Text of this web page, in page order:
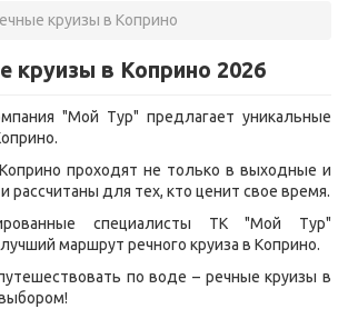
ТУРЫ
круизы в Коприно
круизы в Коприно 2026
"Мой Тур" предлагает уникальные
проходят не только в выходные и
рассчитаны для тех, кто ценит свое время.
специалисты ТК "Мой Тур"
маршрут речного круиза в Коприно.
по воде – речные круизы в